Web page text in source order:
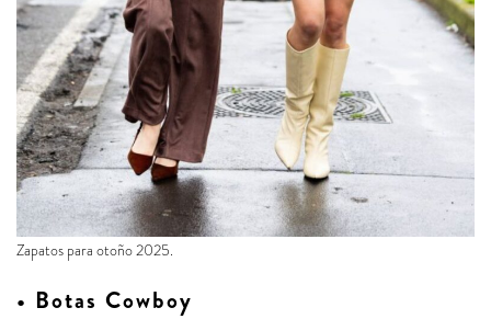
Zapatos para otoño 2025.
• Botas Cowboy